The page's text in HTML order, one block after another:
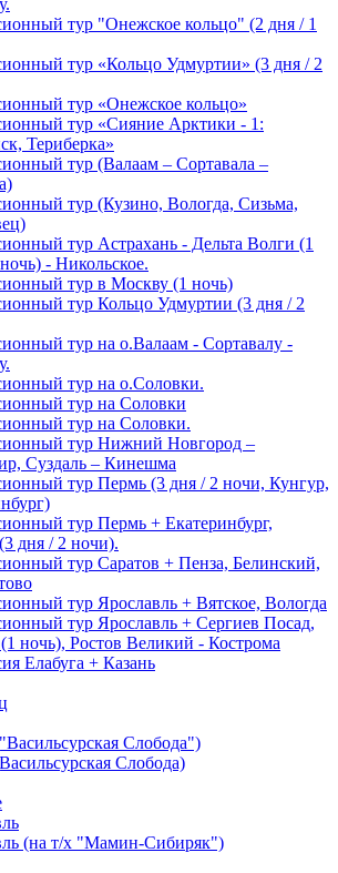
тур "Онежское кольцо" (2 дня / 1
тур «Кольцо Удмуртии» (3 дня / 2
тур «Онежское кольцо»
тур «Сияние Арктики - 1:
Териберка»
тур (Валаам – Сортавала –
тур (Кузино, Вологда, Сизьма,
тур Астрахань - Дельта Волги (1
- Никольское.
тур в Москву (1 ночь)
тур Кольцо Удмуртии (3 дня / 2
тур на о.Валаам - Сортавалу -
тур на о.Соловки.
тур на Соловки
тур на Соловки.
тур Нижний Новгород –
Суздаль – Кинешма
тур Пермь (3 дня / 2 ночи, Кунгур,
тур Пермь + Екатеринбург,
дня / 2 ночи).
тур Саратов + Пенза, Белинский,
тур Ярославль + Вятское, Вологда
тур Ярославль + Сергиев Посад,
ночь), Ростов Великий - Кострома
Елабуга + Казань
Слобода")
Слобода)
(на т/х "Мамин-Сибиряк")